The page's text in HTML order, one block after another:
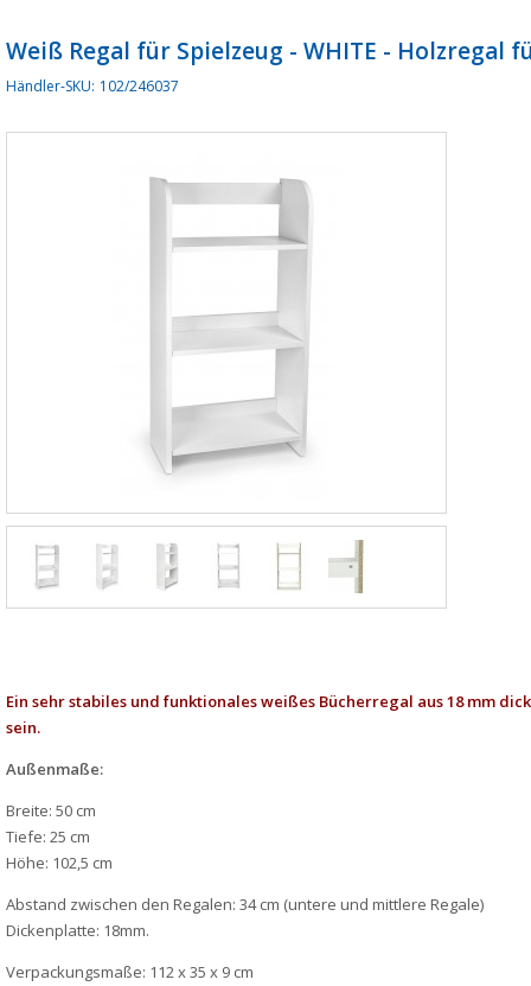
Weiß Regal für Spielzeug - WHITE - Holzregal
Händler-SKU: 102/246037
Ein sehr stabiles und funktionales weißes Bücherregal aus 18 mm
sein.
Außenmaße:
Breite: 50 cm
Tiefe: 25 cm
Höhe: 102,5 cm
Abstand zwischen den Regalen: 34 cm (untere und mittlere Regale)
Dickenplatte: 18mm.
Verpackungsmaße: 112 x 35 x 9 cm